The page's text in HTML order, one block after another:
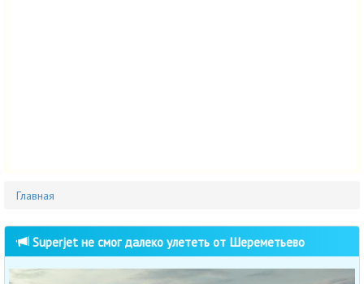
Главная
Superjet не смог далеко улететь от Шереметьево